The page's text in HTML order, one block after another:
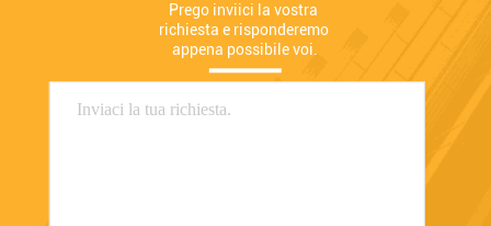
Prego inviici la vostra
richiesta e risponderemo
appena possibile voi.